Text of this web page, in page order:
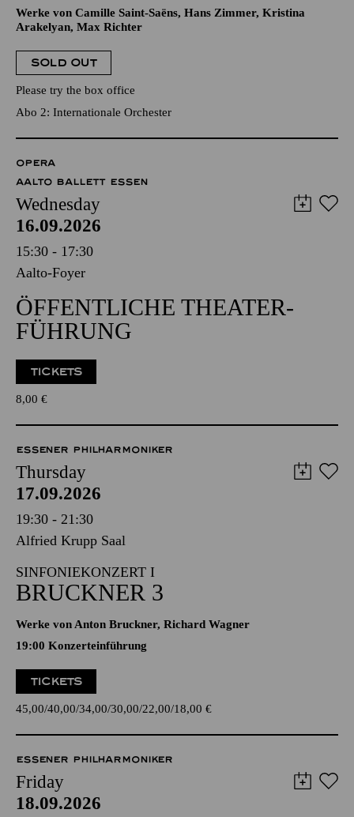
Werke von Camille Saint-Saëns, Hans Zimmer, Kristina
Arakelyan, Max Richter
SOLD OUT
Please try the box office
Abo 2: Internationale Orchester
OPERA
AALTO BALLETT ESSEN
Wednesday
16.09.2026
15:30 - 17:30
Aalto-Foyer
ÖFFENTLICHE THEATER­
FÜHRUNG
TICKETS
8,00 €
ESSENER PHILHARMONIKER
Thursday
17.09.2026
19:30 - 21:30
Alfried Krupp Saal
SINFONIEKONZERT I
BRUCKNER 3
Werke von Anton Bruckner, Richard Wagner
19:00 Konzerteinführung
TICKETS
45,00 40,00 34,00 30,00 22,00 18,00 €
ESSENER PHILHARMONIKER
Friday
18.09.2026